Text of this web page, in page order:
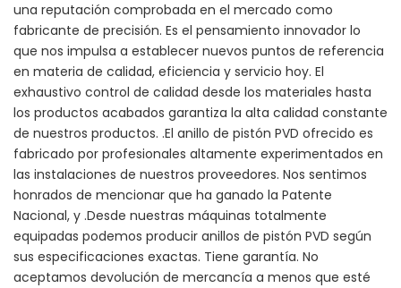
una reputación comprobada en el mercado como
fabricante de precisión. Es el pensamiento innovador lo
que nos impulsa a establecer nuevos puntos de referencia
en materia de calidad, eficiencia y servicio hoy. El
exhaustivo control de calidad desde los materiales hasta
los productos acabados garantiza la alta calidad constante
de nuestros productos. .El anillo de pistón PVD ofrecido es
fabricado por profesionales altamente experimentados en
las instalaciones de nuestros proveedores. Nos sentimos
honrados de mencionar que ha ganado la Patente
Nacional, y .Desde nuestras máquinas totalmente
equipadas podemos producir anillos de pistón PVD según
sus especificaciones exactas. Tiene garantía. No
aceptamos devolución de mercancía a menos que esté